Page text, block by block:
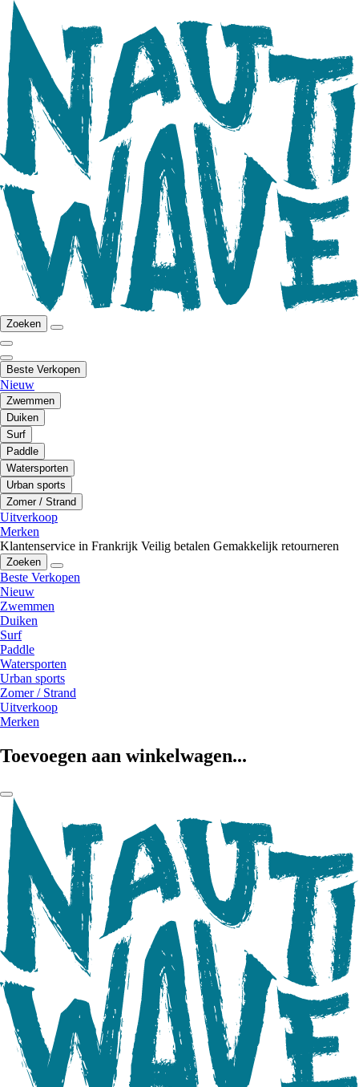
Zoeken
Beste Verkopen
Nieuw
Zwemmen
Duiken
Surf
Paddle
Watersporten
Urban sports
Zomer / Strand
Uitverkoop
Merken
Klantenservice in Frankrijk Veilig betalen Gemakkelijk retourneren
Zoeken
Beste Verkopen
Nieuw
Zwemmen
Duiken
Surf
Paddle
Watersporten
Urban sports
Zomer / Strand
Uitverkoop
Merken
Toevoegen aan winkelwagen...